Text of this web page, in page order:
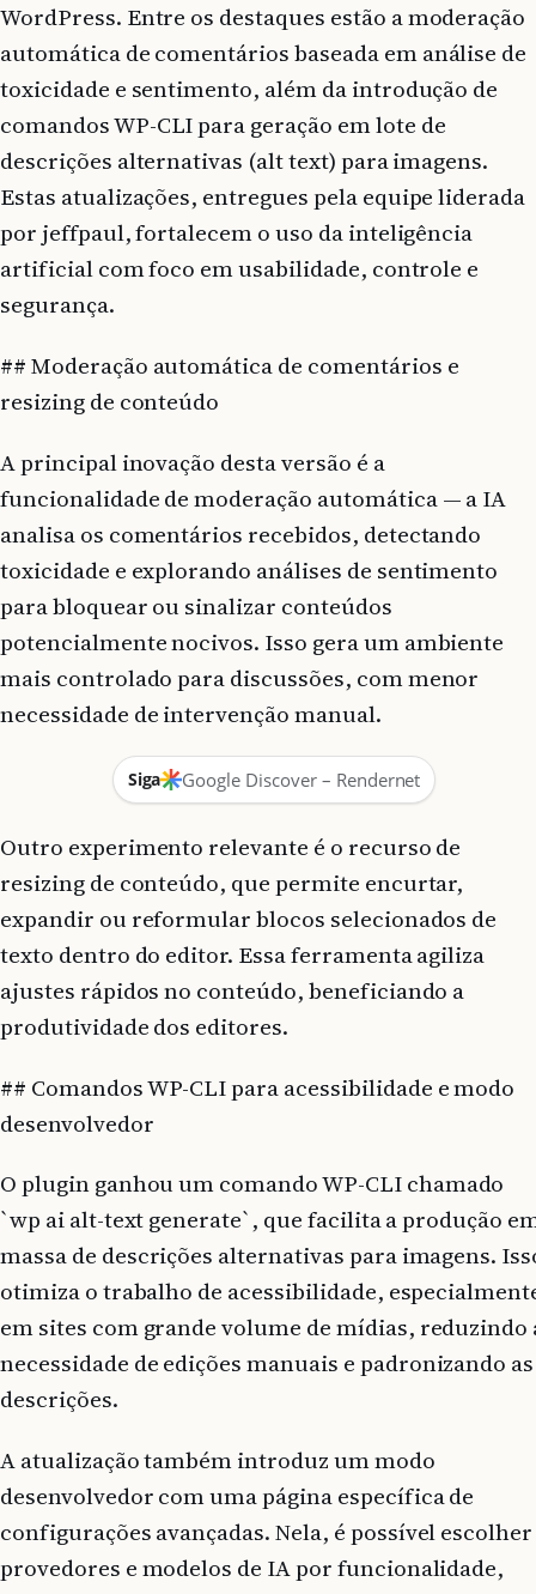
WordPress. Entre os destaques estão a moderação
automática de comentários baseada em análise de
toxicidade e sentimento, além da introdução de
comandos WP-CLI para geração em lote de
descrições alternativas (alt text) para imagens.
Estas atualizações, entregues pela equipe liderada
por jeffpaul, fortalecem o uso da inteligência
artificial com foco em usabilidade, controle e
segurança.
## Moderação automática de comentários e
resizing de conteúdo
A principal inovação desta versão é a
funcionalidade de moderação automática — a IA
analisa os comentários recebidos, detectando
toxicidade e explorando análises de sentimento
para bloquear ou sinalizar conteúdos
potencialmente nocivos. Isso gera um ambiente
mais controlado para discussões, com menor
necessidade de intervenção manual.
Siga Google Discover – Rendernet
Outro experimento relevante é o recurso de
resizing de conteúdo, que permite encurtar,
expandir ou reformular blocos selecionados de
texto dentro do editor. Essa ferramenta agiliza
ajustes rápidos no conteúdo, beneficiando a
produtividade dos editores.
## Comandos WP-CLI para acessibilidade e modo
desenvolvedor
O plugin ganhou um comando WP-CLI chamado
`wp ai alt-text generate`, que facilita a produção
massa de descrições alternativas para imagens.
otimiza o trabalho de acessibilidade,
em sites com grande volume de mídias, reduzindo
necessidade de edições manuais e padronizando as
descrições.
A atualização também introduz um modo
desenvolvedor com uma página específica de
configurações avançadas. Nela, é possível escolher
provedores e modelos de IA por funcionalidade,